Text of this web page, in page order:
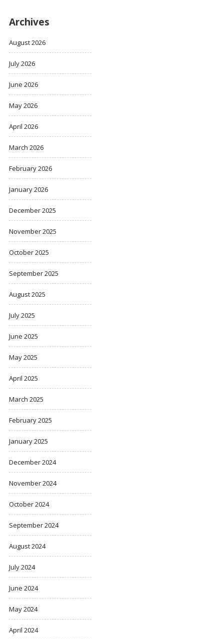
Archives
August 2026
July 2026
June 2026
May 2026
April 2026
March 2026
February 2026
January 2026
December 2025
November 2025
October 2025
September 2025
August 2025
July 2025
June 2025
May 2025
April 2025
March 2025
February 2025
January 2025
December 2024
November 2024
October 2024
September 2024
August 2024
July 2024
June 2024
May 2024
April 2024